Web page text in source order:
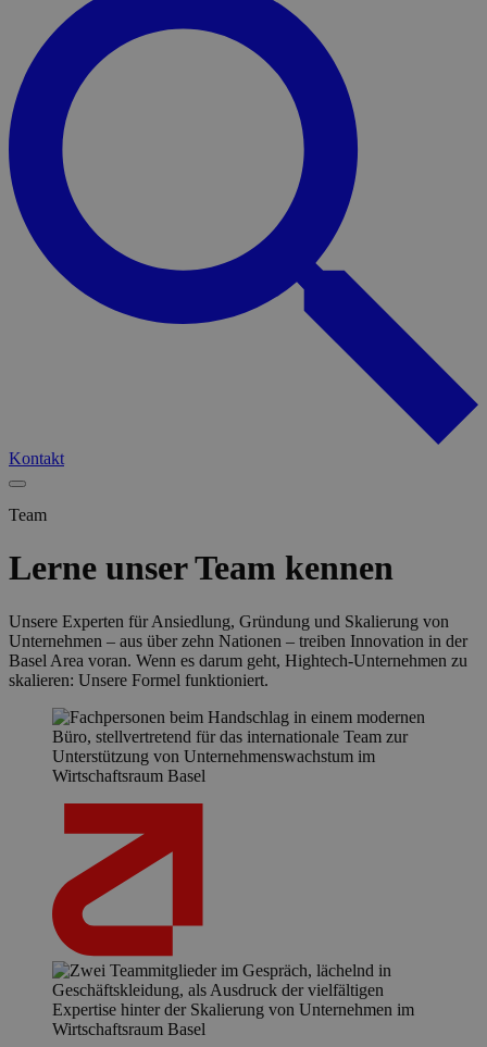
Kontakt
Team
Lerne unser Team kennen
Unsere Experten für Ansiedlung, Gründung und Skalierung von
Unternehmen – aus über zehn Nationen – treiben Innovation in der
Basel Area voran. Wenn es darum geht, Hightech-Unternehmen zu
skalieren: Unsere Formel funktioniert.